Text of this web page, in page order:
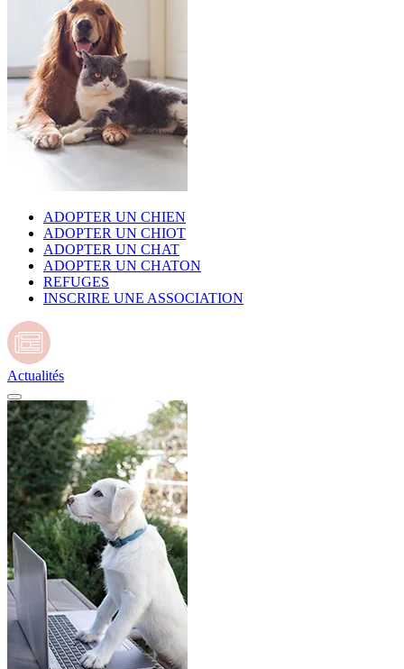
ADOPTER UN CHIEN
ADOPTER UN CHIOT
ADOPTER UN CHAT
ADOPTER UN CHATON
REFUGES
INSCRIRE UNE ASSOCIATION
Actualités